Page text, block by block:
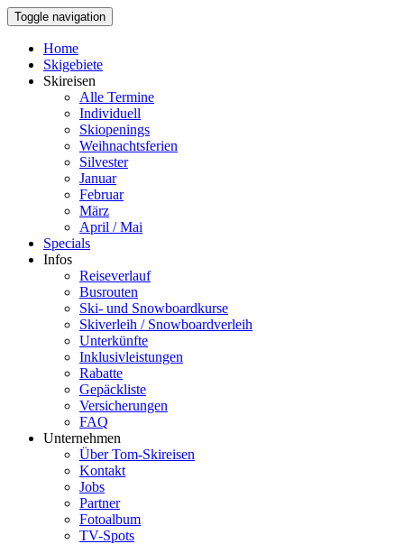
Toggle navigation
Home
Skigebiete
Skireisen
Alle Termine
Individuell
Skiopenings
Weihnachtsferien
Silvester
Januar
Februar
März
April / Mai
Specials
Infos
Reiseverlauf
Busrouten
Ski- und Snowboardkurse
Skiverleih / Snowboardverleih
Unterkünfte
Inklusivleistungen
Rabatte
Gepäckliste
Versicherungen
FAQ
Unternehmen
Über Tom-Skireisen
Kontakt
Jobs
Partner
Fotoalbum
TV-Spots